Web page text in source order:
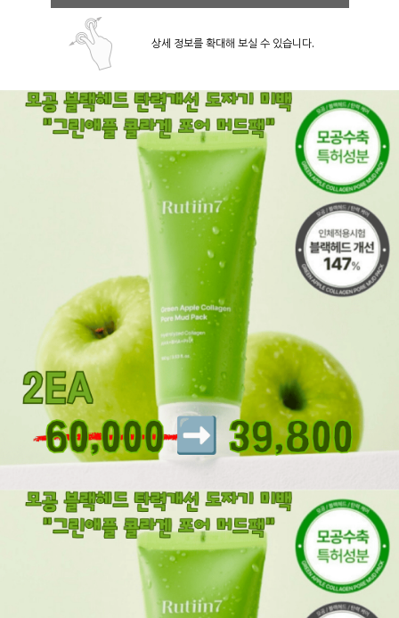
상세 정보를 확대해 보실 수 있습니다.